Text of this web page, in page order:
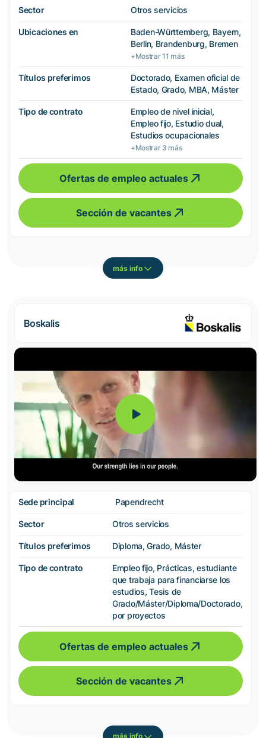
Sector Otros servicios
Ubicaciones en
Baden-Württemberg, Bayern,
Berlin, Brandenburg, Bremen
+Mostrar 11 más
Títulos preferimos
Doctorado, Examen oficial de
Estado, Grado, MBA, Máster
Tipo de contrato
Empleo de nivel inicial,
Empleo fijo, Estudio dual,
Estudios ocupacionales
+Mostrar 3 más
Ofertas de empleo actuales
Sección de vacantes
más info
Boskalis
Sede principal Papendrecht
Sector Otros servicios
Títulos preferimos Diploma, Grado, Máster
Tipo de contrato
Empleo fijo, Prácticas, estudiante
que trabaja para financiarse los
estudios, Tesis de
Grado/Máster/Diploma/Doctorado,
por proyectos
Ofertas de empleo actuales
Sección de vacantes
más info